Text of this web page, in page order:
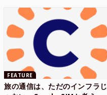
FEATURE
旅の通信は、ただのインフラじ